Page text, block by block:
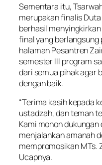
Sementara itu,
merupakan finalis
berhasil
final yang berlangsung
halaman Pesantren
semester III program
dari semua pihak agar
dengan baik.
“Terima kasih kepada
ustadzah, dan teman
Kami mohon
menjalankan amanah
mempromosikan MTs.
Ucapnya.